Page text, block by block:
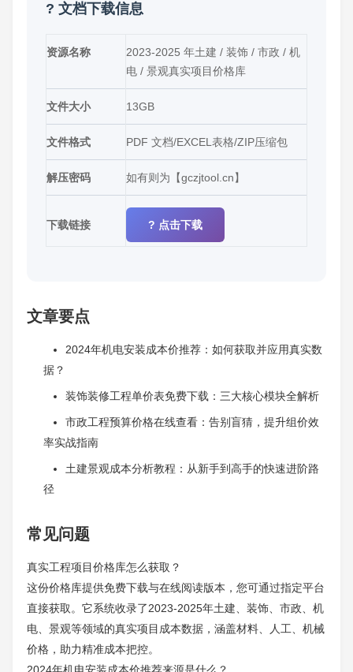
? 文档下载信息
资源名称
2023-2025 年土建 / 装饰 / 市政 / 机
电 / 景观真实项目价格库
文件大小 13GB
文件格式 PDF 文档/EXCEL表格/ZIP压缩包
解压密码 如有则为【gczjtool.cn】
下载链接 ? 点击下载
文章要点
2024年机电安装成本价推荐：如何获取并应用真实数
据？
装饰装修工程单价表免费下载：三大核心模块全解析
市政工程预算价格在线查看：告别盲猜，提升组价效
率实战指南
土建景观成本分析教程：从新手到高手的快速进阶路
径
常见问题
真实工程项目价格库怎么获取？
这份价格库提供免费下载与在线阅读版本，您可通过指定平台
直接获取。它系统收录了2023-2025年土建、装饰、市政、机
电、景观等领域的真实项目成本数据，涵盖材料、人工、机械
价格，助力精准成本把控。